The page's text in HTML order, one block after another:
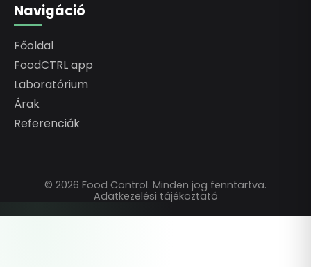
Navigáció
Főoldal
FoodCTRL app
Laboratórium
Árak
Referenciák
© 2026 Food Control. Minden jog fenntartva.
Adatkezelési tájékoztató